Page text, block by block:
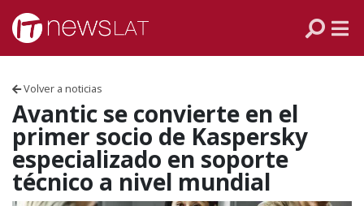
Skip to content
Volver a noticias
Avantic se convierte en el
primer socio de Kaspersky
especializado en soporte
técnico a nivel mundial
VENEZUELA
ECUADOR
PERÚ